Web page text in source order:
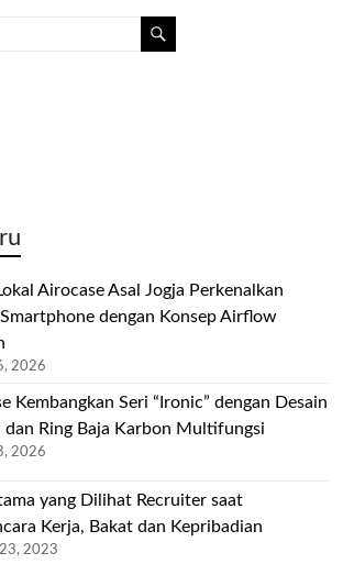
Airocase Asal Jogja Perkenalkan
dengan Konsep Airflow
2026
Kembangkan Seri “Ironic” dengan Desain
Ring Baja Karbon Multifungsi
2026
yang Dilihat Recruiter saat
Kerja, Bakat dan Kepribadian
2023